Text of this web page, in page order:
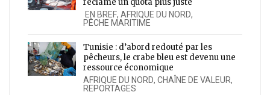
réclame un quota plus juste
EN BREF, AFRIQUE DU NORD,
PÊCHE MARITIME
Tunisie : d’abord redouté par les
pêcheurs, le crabe bleu est devenu une
ressource économique
AFRIQUE DU NORD, CHAÎNE DE VALEUR,
REPORTAGES